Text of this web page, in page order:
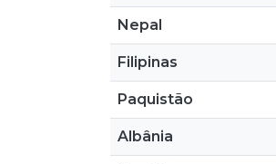
Nepal
Filipinas
Paquistão
Albânia